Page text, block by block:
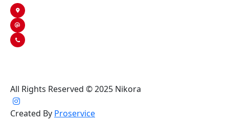
All Rights Reserved © 2025 Nikora
Created By Proservice